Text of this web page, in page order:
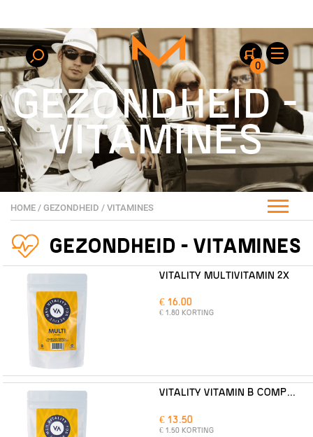
0
GEZONDHEID -
VITAMINES
HOME / GEZONDHEID / VITAMINES
GEZONDHEID - VITAMINES
VITALITY MULTIVITAMIN 2X
€ 16.00
€ 1.80 KORTING
VITALITY VITAMIN B COMPLEX 2X
€ 13.50
€ 1.50 KORTING